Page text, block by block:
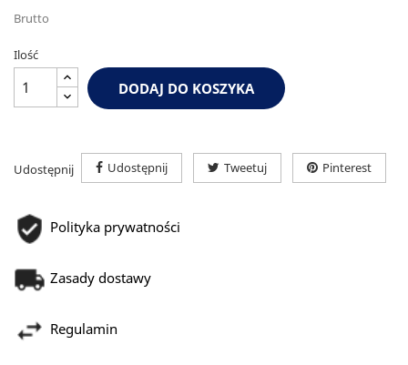
Brutto
Ilość
DODAJ DO KOSZYKA
Udostępnij Udostępnij Tweetuj Pinterest
Polityka prywatności
Zasady dostawy
Regulamin